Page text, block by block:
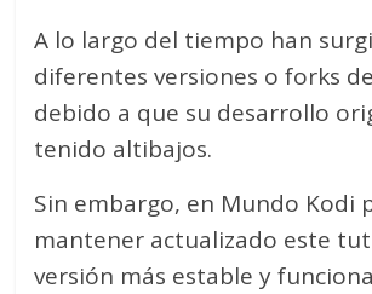
A lo largo del tiempo han
diferentes versiones o forks
debido a que su desarrollo
tenido altibajos.
Sin embargo, en Mundo Kodi
mantener actualizado este
versión más estable y